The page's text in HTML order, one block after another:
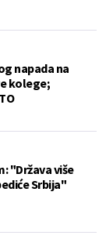
napada na
kolege;
"Država više
Srbija"